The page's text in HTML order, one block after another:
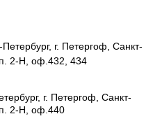
г. Петергоф, Санкт-
2-Н, оф.432, 434
г. Петергоф, Санкт-
2-Н, оф.440